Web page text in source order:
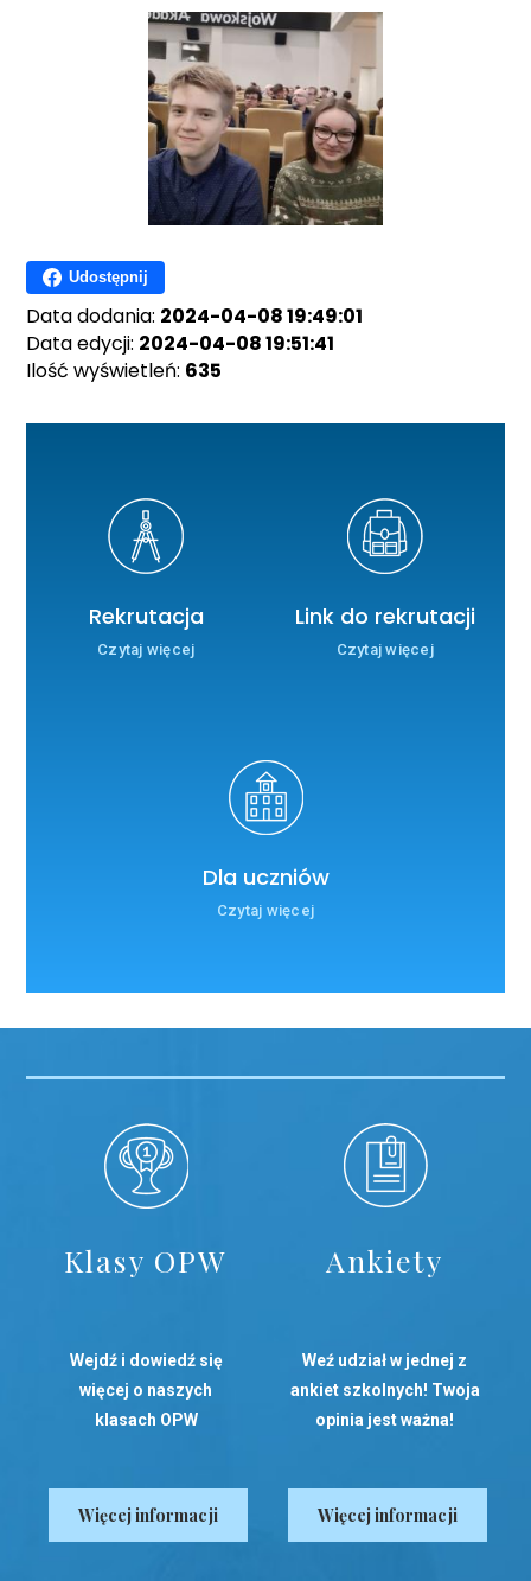
Udostępnij
Data dodania: 2024-04-08 19:49:01
Data edycji: 2024-04-08 19:51:41
Ilość wyświetleń: 635
Rekrutacja
Czytaj więcej
Link do rekrutacji
Czytaj więcej
Dla uczniów
Czytaj więcej
Klasy OPW
Wejdź i dowiedź się
więcej o naszych
klasach OPW
Więcej informacji
Ankiety
Weź udział w jednej z
ankiet szkolnych! Twoja
opinia jest ważna!
Więcej informacji